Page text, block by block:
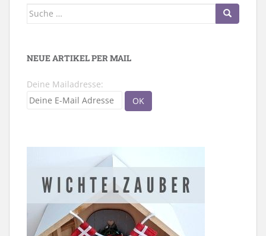
Suche
NEUE ARTIKEL PER MAIL
Deine Mailadresse: